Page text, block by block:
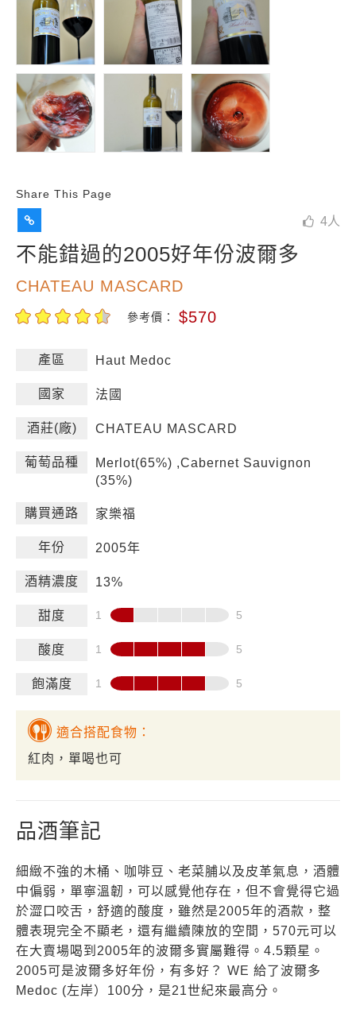
Share This Page
4人
不能錯過的2005好年份波爾多
CHATEAU MASCARD
參考價： $570
產區 Haut Medoc
國家 法國
酒莊(廠) CHATEAU MASCARD
葡萄品種
Merlot(65%) ,Cabernet Sauvignon
(35%)
購買通路 家樂福
年份 2005年
酒精濃度 13%
甜度
酸度
飽滿度
適合搭配食物：
紅肉，單喝也可
品酒筆記
細緻不強的木桶、咖啡豆、老菜脯以及皮革氣息，酒體
中偏弱，單寧溫韌，可以感覺他存在，但不會覺得它過
於澀口咬舌，舒適的酸度，雖然是2005年的酒款，整
體表現完全不顯老，還有繼續陳放的空間，570元可以
在大賣場喝到2005年的波爾多實屬難得。4.5顆星。
2005可是波爾多好年份，有多好？ WE 給了波爾多
Medoc (左岸）100分，是21世紀來最高分。